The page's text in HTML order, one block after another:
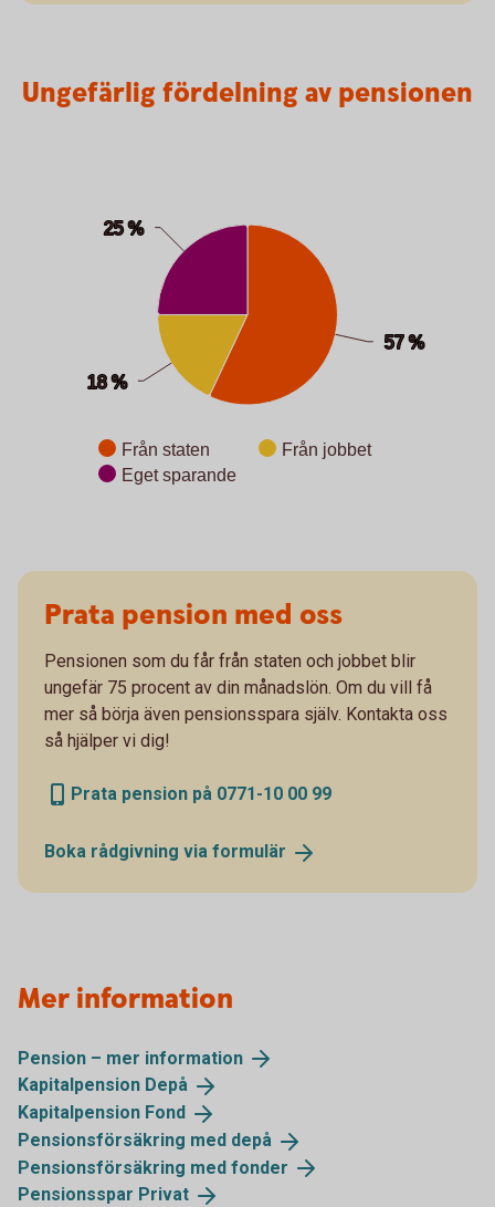
Ungefärlig fördelning av pensionen
Pie chart with 3 slices.
Ungefärlig fördelning av pensionen
57 %
57 %
18 %
18 %
25 %
25 %
Från staten
Från jobbet
Eget sparande
Prata pension med oss
Pensionen som du får från staten och jobbet blir
ungefär 75 procent av din månadslön. Om du vill få
mer så börja även pensionsspara själv. Kontakta oss
så hjälper vi dig!
Prata pension på 0771-10 00 99
Boka rådgivning via formulär
Mer information
Pension – mer information
Kapitalpension Depå
Kapitalpension Fond
Pensionsförsäkring med depå
Pensionsförsäkring med fonder
Pensionsspar Privat